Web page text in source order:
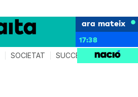
ara mateix
17:38
SOCIETAT SUCCESSOS AGENDA